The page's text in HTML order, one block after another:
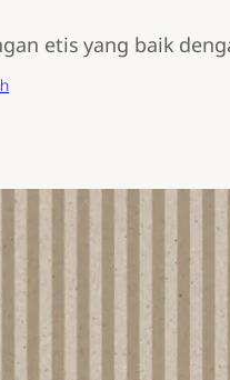
etis yang baik